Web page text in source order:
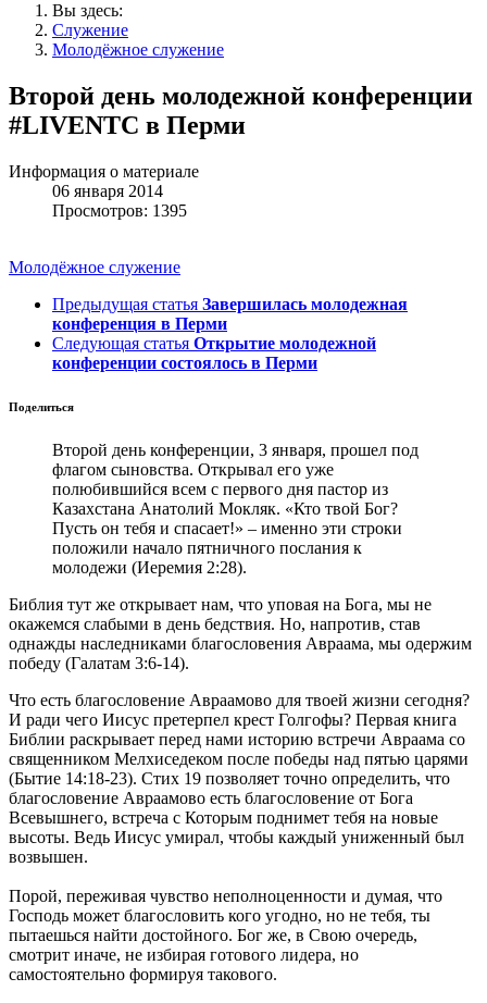
Вы здесь:
Служение
Молодёжное служение
Второй день молодежной конференции
#LIVENTC в Перми
Информация о материале
06 января 2014
Просмотров: 1395
Молодёжное служение
Предыдущая статья Завершилась молодежная
конференция в Перми
Следующая статья Открытие молодежной
конференции состоялось в Перми
Поделиться
Второй день конференции, 3 января, прошел под
флагом сыновства. Открывал его уже
полюбившийся всем с первого дня пастор из
Казахстана Анатолий Мокляк. «Кто твой Бог?
Пусть он тебя и спасает!» – именно эти строки
положили начало пятничного послания к
молодежи (Иеремия 2:28).
Библия тут же открывает нам, что уповая на Бога, мы не
окажемся слабыми в день бедствия. Но, напротив, став
однажды наследниками благословения Авраама, мы одержим
победу (Галатам 3:6-14).
Что есть благословение Авраамово для твоей жизни сегодня?
И ради чего Иисус претерпел крест Голгофы? Первая книга
Библии раскрывает перед нами историю встречи Авраама со
священником Мелхиседеком после победы над пятью царями
(Бытие 14:18-23). Стих 19 позволяет точно определить, что
благословение Авраамово есть благословение от Бога
Всевышнего, встреча с Которым поднимет тебя на новые
высоты. Ведь Иисус умирал, чтобы каждый униженный был
возвышен.
Порой, переживая чувство неполноценности и думая, что
Господь может благословить кого угодно, но не тебя, ты
пытаешься найти достойного. Бог же, в Свою очередь,
смотрит иначе, не избирая готового лидера, но
самостоятельно формируя такового.